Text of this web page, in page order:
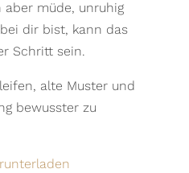
zu erkennen,
Die
Sessions
mich mit
und helfen
positiv zu
Vielen
wertgeschätzt
gefühlt. Danke für
deine wertvolle
weiterempfehlen!
müde, unruhig
dir bist, kann das
Schritt sein.
alte Muster und
bewusster zu